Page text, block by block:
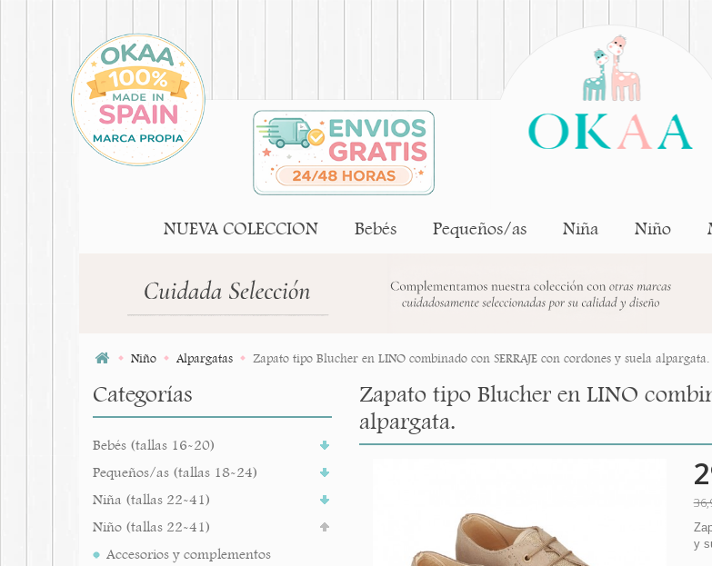
NUEVA COLECCION Bebés Pequeños/as Niña Niño
Niño Alpargatas Zapato tipo Blucher en LINO combinado con SERRAJE con cordones y suela alpargata.
Categorías
Bebés (tallas 16-20)
Pequeños/as (tallas 18-24)
Niña (tallas 22-41)
Niño (tallas 22-41)
Accesorios y complementos
Zapato tipo Blucher en LINO
alpargata.
y